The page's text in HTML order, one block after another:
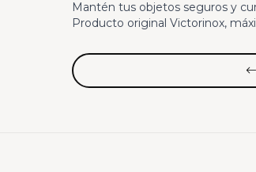
Mantén tus objetos seguros y
Producto original Victorinox,